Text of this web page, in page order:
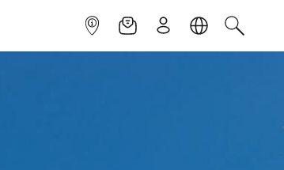
INFOPOINTNEWSLETTER
ISCRIVITILINGUACERCA